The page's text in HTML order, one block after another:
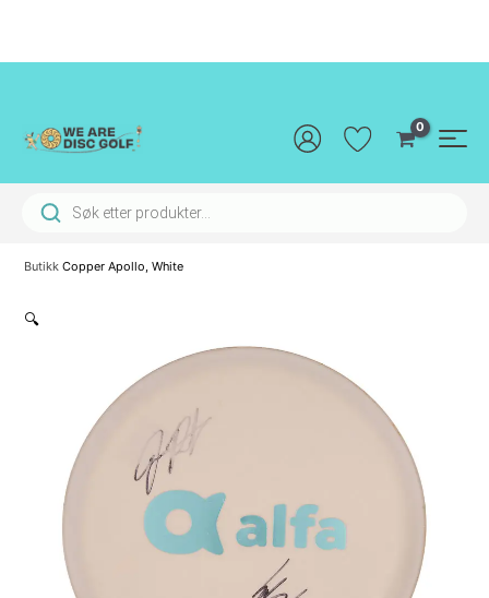
innholdet
Products search
Butikk Copper Apollo, White
🔍